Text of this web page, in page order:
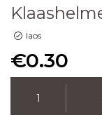
laos
€0.30